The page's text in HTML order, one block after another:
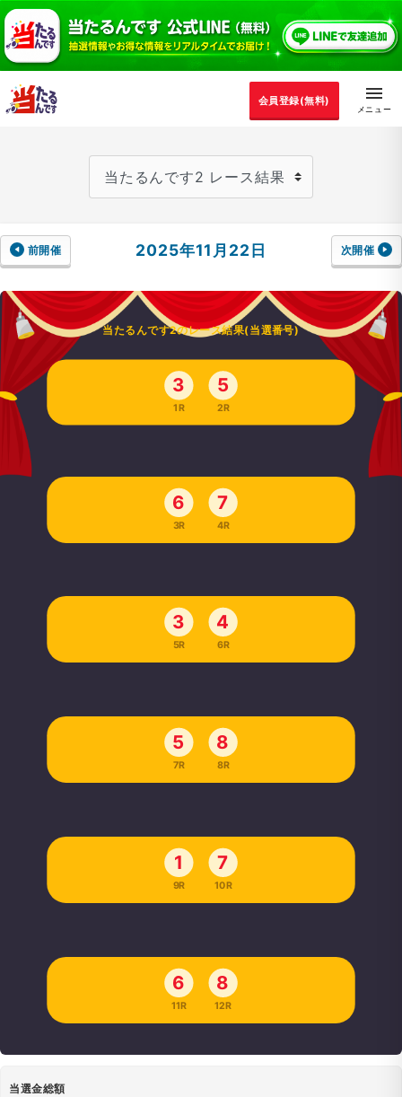
会員登録(無料)
前開催 2025年11月22日 次開催
当たるんです2のレース結果(当選番号)
3
1R
5
2R
6
3R
7
4R
3
5R
4
6R
5
7R
8
8R
1
9R
7
10R
6
11R
8
12R
当選金総額